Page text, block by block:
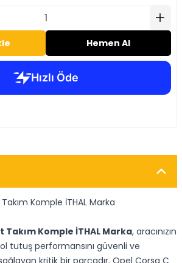
Hemen Al
Komple İTHAL Marka
Takım Komple İTHAL Marka, aracınızın
tutuş performansını güvenli ve
kritik bir parçadır. Opel Corsa C